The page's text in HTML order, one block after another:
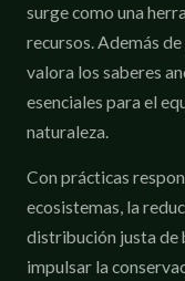
surge como una
recursos. Además
valora los saberes
esenciales para el
naturaleza.
Con prácticas
ecosistemas, la
distribución justa de
impulsar la